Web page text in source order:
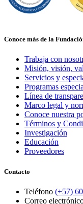
Conoce más de la
Trabaja con
Misión, visión,
Servicios y
Programas
Línea de
Marco legal y
Conoce nuestra
Términos y
Investigación
Educación
Proveedores
Contacto
Teléfono (+57)
Correo